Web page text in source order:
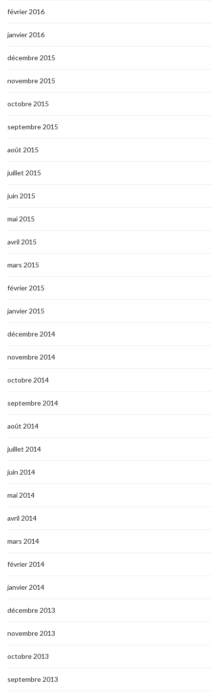
février 2016
janvier 2016
décembre 2015
novembre 2015
octobre 2015
septembre 2015
août 2015
juillet 2015
juin 2015
mai 2015
avril 2015
mars 2015
février 2015
janvier 2015
décembre 2014
novembre 2014
octobre 2014
septembre 2014
août 2014
juillet 2014
juin 2014
mai 2014
avril 2014
mars 2014
février 2014
janvier 2014
décembre 2013
novembre 2013
octobre 2013
septembre 2013